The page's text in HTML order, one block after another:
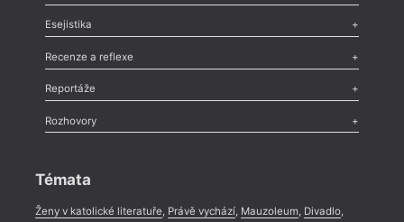
Odlesk
Nekrolog,Glosa,Sloupek,Pozvánka,Literární soutěž,
Esejistika
Esej , Pádlo,Úvaha
Recenze a reflexe
Recenze
Méně slov o próze,Celá rubrika
Reportáže
Literární zítřky
Celá rubrika
Rozhovory
Témata
Ženy v katolické literatuře, Právě vychází, Mauzoleum, Divadlo,